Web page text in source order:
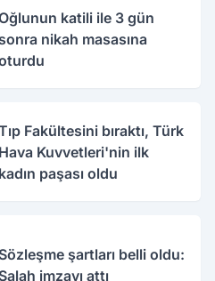
katili ile 3 gün
sonra nikah masasına
Fakültesini bıraktı, Türk
Hava Kuvvetleri'nin ilk
kadın paşası oldu
Sözleşme şartları belli oldu:
Salah imzayı attı